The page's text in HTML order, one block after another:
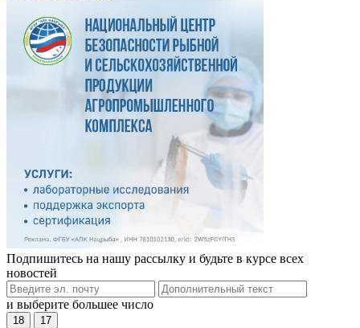
Подпишитесь на нашу рассылку и будьте в курсе всех
новостей
и выберите большее число
18 17